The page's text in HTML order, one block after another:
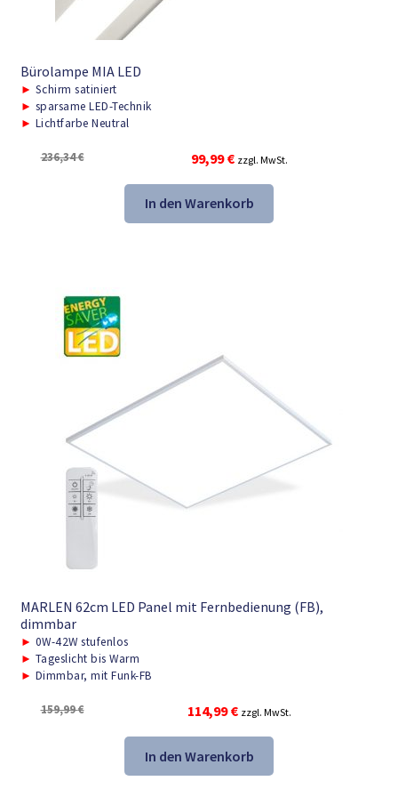
Bürolampe MIA LED
► Schirm satiniert
► sparsame LED-Technik
► Lichtfarbe Neutral
236,34€
Ursprünglicher
war:
236,34 €
99,99€Aktueller
ist:
99,99 €.
zzgl. MwSt.
In den Warenkorb
MARLEN 62cm LED Panel mit Fernbedienung (FB),
dimmbar
► 0W-42W stufenlos
► Tageslicht bis Warm
► Dimmbar, mit Funk-FB
159,99€
Ursprünglicher
war:
159,99 €
114,99€Aktueller
ist:
114,99 €.
zzgl. MwSt.
In den Warenkorb